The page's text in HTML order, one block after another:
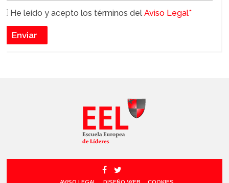
He leído y acepto los términos del Aviso Legal*